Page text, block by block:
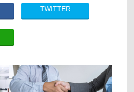
TWITTER